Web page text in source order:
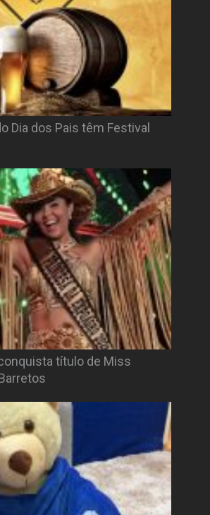
Dia dos Pais têm Festival
título de Miss